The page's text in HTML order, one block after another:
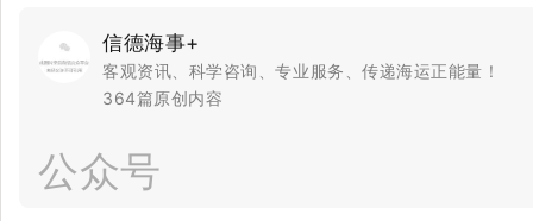
信德海事+
客观资讯、科学咨询、专业服务、传递海运正能量！
364篇原创内容
公众号